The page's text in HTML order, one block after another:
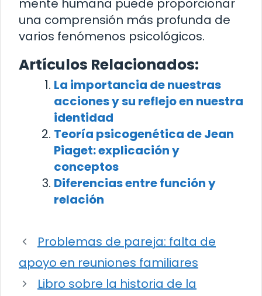
mente humana puede proporcionar
una comprensión más profunda de
varios fenómenos psicológicos.
Artículos Relacionados:
La importancia de nuestras
acciones y su reflejo en nuestra
identidad
Teoría psicogenética de Jean
Piaget: explicación y
conceptos
Diferencias entre función y
relación
Problemas de pareja: falta de
apoyo en reuniones familiares
Libro sobre la historia de la